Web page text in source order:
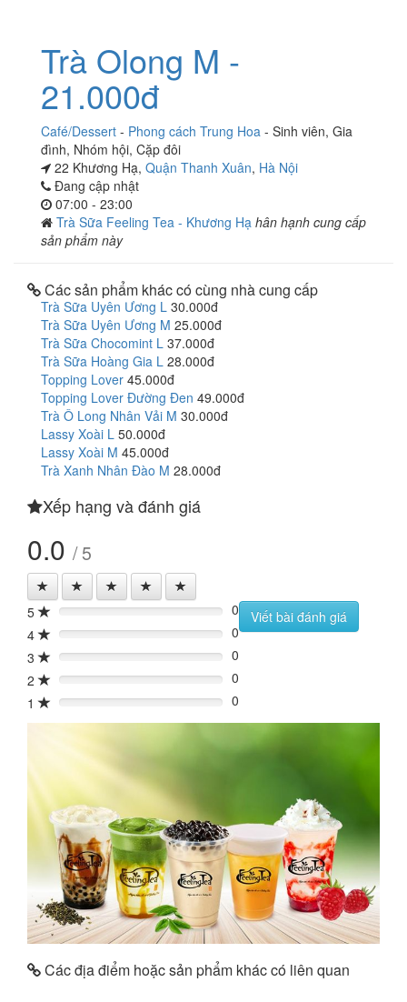
Trà Olong M -
21.000đ
Café/Dessert - Phong cách Trung Hoa - Sinh viên, Gia
đình, Nhóm hội, Cặp đôi
22 Khương Hạ, Quận Thanh Xuân, Hà Nội
Đang cập nhật
07:00 - 23:00
Trà Sữa Feeling Tea - Khương Hạ hân hạnh cung cấp
sản phẩm này
Các sản phẩm khác có cùng nhà cung cấp
Trà Sữa Uyên Ương L 30.000đ
Trà Sữa Uyên Ương M 25.000đ
Trà Sữa Chocomint L 37.000đ
Trà Sữa Hoàng Gia L 28.000đ
Topping Lover 45.000đ
Topping Lover Đường Đen 49.000đ
Trà Ô Long Nhân Vải M 30.000đ
Lassy Xoài L 50.000đ
Lassy Xoài M 45.000đ
Trà Xanh Nhân Đào M 28.000đ
Xếp hạng và đánh giá
0.0 / 5
5 0%
0
4
0%
0
3
0%
0
2
0%
0
1
0% 0
Viết bài đánh giá
Các địa điểm hoặc sản phẩm khác có liên quan